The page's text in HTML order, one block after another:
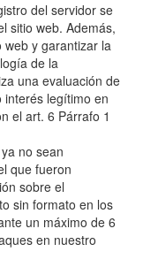
del servidor se
sitio web. Además,
web y garantizar la
de la
una evaluación de
interés legítimo en
el art. 6 Párrafo 1
no sean
que fueron
sobre el
sin formato en los
un máximo de 6
en nuestro